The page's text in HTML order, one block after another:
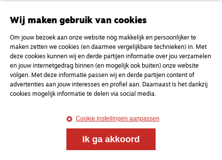
MagazineOnderweg
Kvk-nummer 33277063
NL46 INGB 0117 5827 86
info@onderwegonline.nl
Wij maken gebruik van cookies
Om jouw bezoek aan onze website nóg makkelijk en persoonlijker te
maken zetten we cookies (en daarmee vergelijkbare technieken) in. Met
deze cookies kunnen wij en derde partijen informatie over jou verzamelen
en jouw internetgedrag binnen (en mogelijk ook buiten) onze website
volgen. Met deze informatie passen wij en derde partijen content of
advertenties aan jouw interesses en profiel aan. Daarnaast is het dankzij
cookies mogelijk informatie te delen via social media.
Cookie instellingen aanpassen
Ik ga akkoord